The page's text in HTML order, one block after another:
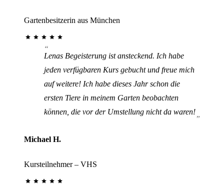
Gartenbesitzerin aus München
Lenas Begeisterung ist ansteckend. Ich habe
jeden verfügbaren Kurs gebucht und freue mich
auf weitere! Ich habe dieses Jahr schon die
ersten Tiere in meinem Garten beobachten
können, die vor der Umstellung nicht da waren!
Michael H.
Kursteilnehmer – VHS